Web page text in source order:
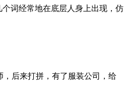
词经常地在底层人身上出现，仿
后来打拼，有了服装公司，给